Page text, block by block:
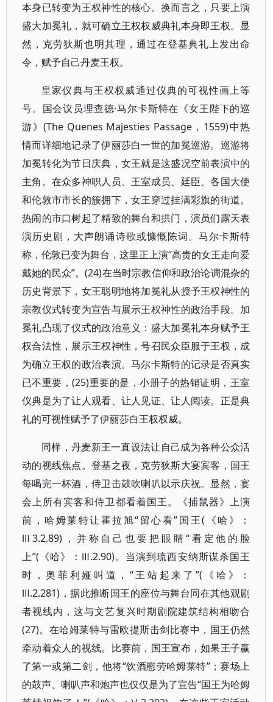
本身已转变为王权神性的核心。换而言之，只要上演
盛大加冕礼，就可确立王权权威典礼本身即王权。显
然，克劳狄斯也明其理，通过在登基典礼上发出命
令，赋予自己丹麦王权。
皇家仪典与王权权威通过仪典的可视性画上等
号。国会议员理查德·马尔卡斯特在《女王陛下的巡
游》(The Quenes Majesties Passage，1559)中热
情而详细地记录了伊丽莎白一世的加冕巡游。巡游将
加冕转化为节日庆典，女王就是这盛况空前表演中的
主角。在众多神职人员、王室成员、廷臣、各国大使
和伦敦市市长的簇拥下，女王穿过挂满彩旗的街道。
热闹的市口树起了精致的舞台和拱门，演员们露天表
演历史剧，大声朗诵诗歌或慷慨陈词。马尔卡斯特
称，伦敦已变为舞台，这里正上演“高贵的女王走向爱
戴她的民众”。(24)在当时宗教信仰和政治论调混杂的
历史背景下，女王聪明地将加冕礼从授予王权神性的
宗教仪式转变为宣告与展示王权神性的政治手段。加
冕礼凸现了仪式的政治意义：盛大加冕礼本身赋予王
权合法性，展示王权神性，号召民众臣服于王权，成
为确立王权的政治表演。马尔卡斯特的记录是否真实
已不重要，(25)重要的是，小册子的热销证明，王室
仪典是为了让人观看、让人见证、让人阅读。正是典
礼的可视性赋予了伊丽莎白王权权威。
同样，丹麦新王一直设法让自己成为各种公众活
动的视线焦点。登基之夜，克劳狄斯大宴宾客，国王
每喝完一杯酒，侍卫击鼓吹喇叭以示庆祝。显然，宴
会上所有宾客和侍卫都看着国王。《捕鼠器》上演
前，哈姆莱特让霍拉旭“留心看”国王(《哈》：
Ⅲ3.2.89)，并称自己也要把眼睛“看定他的脸
上”(《哈》：Ⅲ.2.90)。当演到琉西安纳斯谋杀国王
时，奥菲利娅叫道，“王站起来了”(《哈》：
Ⅲ.2.281)，据此推断国王的座位与舞台同在其他观剧
者视线内，这与文艺复兴时期剧院建筑结构相吻合
(27)。在哈姆莱特与雷欧提斯击剑比赛中，国王仍然
牵动着众人的视线。比赛前，国王宣布，如果王子赢
了第一或第二剑，他将“饮酒慰劳哈姆莱特”；赛场上
的鼓声、喇叭声和炮声也仅仅是为了宣告“国王为哈姆